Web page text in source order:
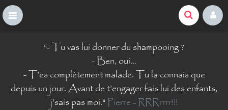
"- Tu vas lui donner du shampooing ?
- Ben, oui…
- T’es complètement malade. Tu la connais que
depuis un jour. Avant de t’engager fais lui des enfants,
j’sais pas moi." Pierre-RRRrrrr!!!